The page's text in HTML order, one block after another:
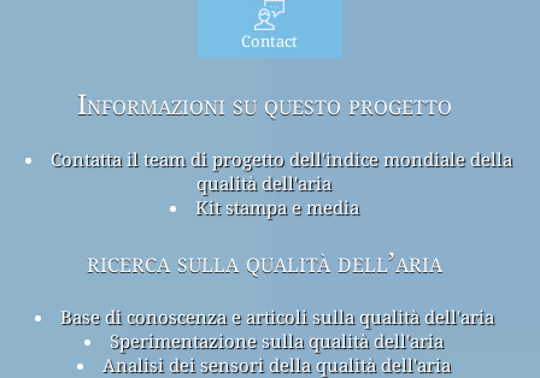
Contact
Informazioni su questo progetto
Contatta il team di progetto dell'indice mondiale della
qualità dell'aria
Kit stampa e media
ricerca sulla qualità dell’aria
Base di conoscenza e articoli sulla qualità dell'aria
Sperimentazione sulla qualità dell'aria
Analisi dei sensori della qualità dell'aria